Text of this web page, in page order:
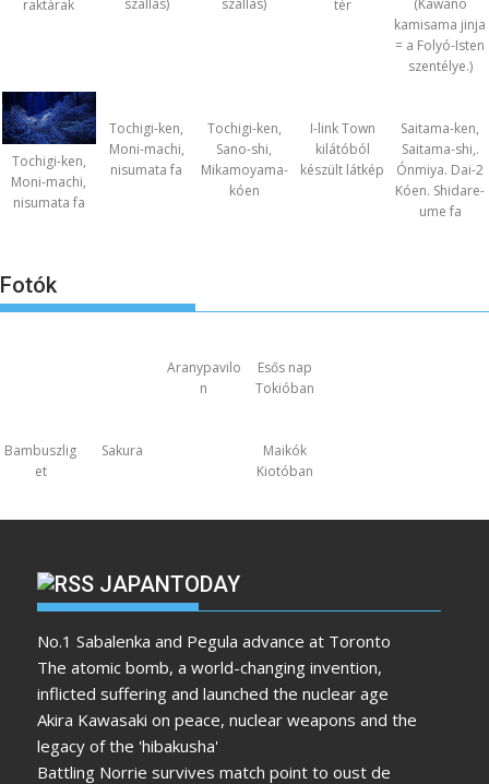
raktárak
tér
kamisama jinja
= a Folyó-Isten
szentélye.)
Tochigi-ken,
Moni-machi,
nisumata fa
Tochigi-ken,
Moni-machi,
nisumata fa
Tochigi-ken,
Sano-shi,
Mikamoyama-
kóen
I-link Town
kilátóból
készült látkép
Saitama-ken,
Saitama-shi,.
Ónmiya. Dai-2
Kóen. Shidare-
ume fa
Fotók
Aranypavilo
n
Esős nap
Tokióban
Bambuszlig
et
Sakura
Maikók
Kiotóban
JAPANTODAY
No.1 Sabalenka and Pegula advance at Toronto
The atomic bomb, a world-changing invention,
inflicted suffering and launched the nuclear age
Akira Kawasaki on peace, nuclear weapons and the
legacy of the 'hibakusha'
Battling Norrie survives match point to oust de